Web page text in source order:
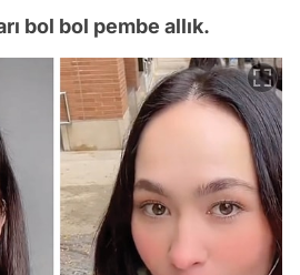
bol bol pembe allık.